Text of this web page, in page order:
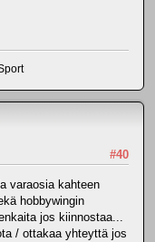
#40
varaosia kahteen
hobbywingin
jos kiinnostaa...
/ ottakaa yhteyttä jos